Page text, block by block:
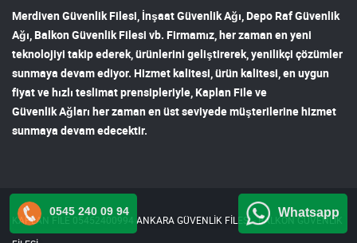
Merdiven Güvenlik Filesi, İnşaat Güvenlik Ağı, Depo Raf Güvenlik
Ağı, Balkon Güvenlik Filesi vb. Firmamız, her zaman en yeni
teknolojiyi takip ederek, ürünlerini geliştirerek, yenilikçi çözümler
sunmaya devam ediyor. Hizmet kalitesi, ürün kalitesi, en uygun
fiyat ve hızlı teslimat prensipleriyle, Kaplan File ve
Güvenlik Ağları her zaman en üst seviyede müşterilerine hizmet
sunmaya devam edecektir.
KAPLAN FİLE 05452400994 ANKARA GÜVENLİK FİLESİ - BALKON GÜVENLİK
0545 240 09 94 Whatsapp